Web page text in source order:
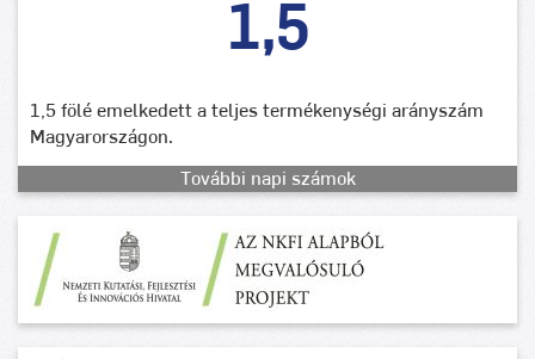
1,5
1,5 fölé emelkedett a teljes termékenységi arányszám
Magyarországon.
További napi számok